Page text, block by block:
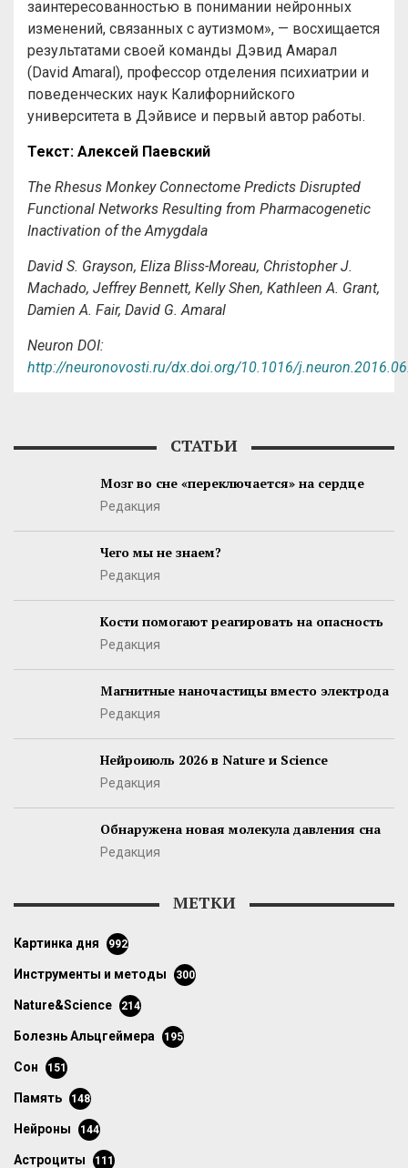
заинтересованностью в понимании нейронных
изменений, связанных с аутизмом», — восхищается
результатами cвоей команды Дэвид Амарал
(David Amaral), профессор отделения психиатрии и
поведенческих наук Калифорнийского
университета в Дэйвисе и первый автор работы.
Текст: Алексей Паевский
The Rhesus Monkey Connectome Predicts Disrupted
Functional Networks Resulting from Pharmacogenetic
Inactivation of the Amygdala
David S. Grayson, Eliza Bliss-Moreau, Christopher J.
Machado, Jeffrey Bennett, Kelly Shen, Kathleen A. Grant,
Damien A. Fair, David G. Amaral
Neuron DOI:
http://neuronovosti.ru/dx.doi.org/10.1016/
СТАТЬИ
Мозг во сне «переключается» на сердце
Редакция
Чего мы не знаем?
Редакция
Кости помогают реагировать на опасность
Редакция
Магнитные наночастицы вместо электрода
Редакция
Нейроиюль 2026 в Nature и Science
Редакция
Обнаружена новая молекула давления сна
Редакция
МЕТКИ
картинка дня 992
инструменты и методы 300
Nature&Science 214
болезнь Альцгеймера 195
сон 151
память 148
нейроны 144
астроциты 111